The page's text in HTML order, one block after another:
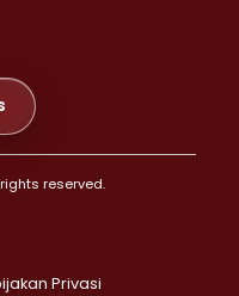
>
>
reserved.
Privasi